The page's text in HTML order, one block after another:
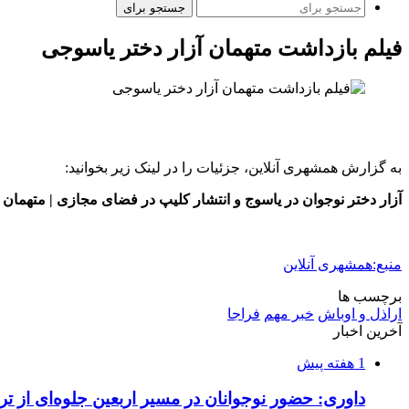
جستجو برای
فیلم بازداشت متهمان ‌آزار دختر یاسوجی
به گزارش همشهری آنلاین،‌ جزئیات را در لینک زیر بخوانید:
آزار دختر نوجوان در یاسوج و انتشار کلیپ در فضای مجازی |
منبع:همشهری آنلاین
برچسب ها
اراذل و اوباش خبر مهم فراجا
آخرین اخبار
1 هفته پیش
داوری: حضور نوجوانان در مسیر اربعین جلوه‌ای